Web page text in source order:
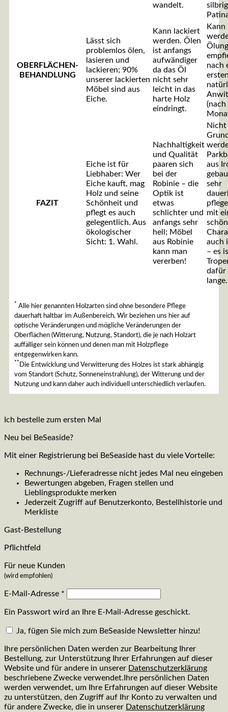
wandelt.
OBERFLÄCHEN-
BEHANDLUNG
Lässt sich
problemlos ölen,
lasieren und
lackieren; 90%
unserer lackierten
Möbel sind aus
Eiche.
Kann lackiert
werden. Ölen
ist anfangs
aufwändiger
da das Öl
nicht sehr
leicht in das
harte Holz
eindringt.
Kann
Ölung
nach
(nach
FAZIT
Eiche ist für
Liebhaber: Wer
Eiche kauft, mag
Holz und seine
Schönheit und
pflegt es auch
gelegentlich. Aus
ökologischer
Sicht: 1. Wahl.
Nachhaltigkeit
und Qualität
paaren sich
bei der
Robinie – die
Optik ist
etwas
schlichter und
anfangs sehr
hell; Möbel
aus Robinie
kann man
vererben!
Nicht
aus
sehr
mit
auch
– es
dafür
lange.
* Alle hier genannten Holzarten sind ohne besondere Pflege
dauerhaft haltbar im Außenbereich. Wir beziehen uns hier auf
optische Veränderungen und mögliche Veränderungen der
Oberflächen (Witterung, Nutzung, Standort), die je nach Holzart
auffälliger sein können und denen man mit Holzpflege
entgegenwirken kann.
** Die Entwicklung und Verwitterung des Holzes ist stark abhängig
vom Standort (Schutz, Sonneneinstrahlung), der Witterung und der
Nutzung und kann daher auch individuell unterschiedlich verlaufen.
Ich bestelle zum ersten Mal
Neu bei BeSeaside?
Mit einer Registrierung bei BeSeaside hast du viele Vorteile:
Rechnungs-/Lieferadresse nicht jedes Mal neu eingeben
Bewertungen abgeben, Fragen stellen und
Lieblingsprodukte merken
Jederzeit Zugriff auf Benutzerkonto, Bestellhistorie und
Merkliste
Gast-Bestellung
Pflichtfeld
Für neue Kunden
(wird empfohlen)
E-Mail-Adresse *
Ein Passwort wird an Ihre E-Mail-Adresse geschickt.
Ja, fügen Sie mich zum BeSeaside Newsletter hinzu!
Ihre persönlichen Daten werden zur Bearbeitung Ihrer
Bestellung, zur Unterstützung Ihrer Erfahrungen auf dieser
Website und für andere in unserer Datenschutzerklärung
beschriebene Zwecke verwendet.Ihre persönlichen Daten
werden verwendet, um Ihre Erfahrungen auf dieser Website
zu unterstützen, den Zugriff auf Ihr Konto zu verwalten und
für andere Zwecke, die in unserer Datenschutzerklärung